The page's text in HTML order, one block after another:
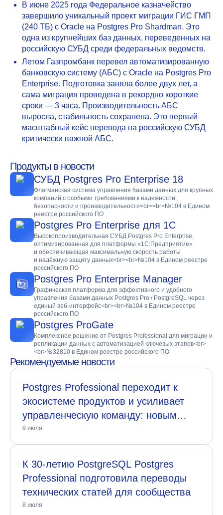
В июне 2025 года Федеральное казначейство
завершило уникальный проект миграции ГИС ГМП
(240 ТБ) с Oracle на Postgres Pro Shardman. Это
одна из крупнейших баз данных, переведенных на
российскую СУБД среди федеральных ведомств.
Летом Газпромбанк перевел автоматизированную
банковскую систему (АБС) с Oracle на Postgres Pro
Enterprise. Подготовка заняла более двух лет, а
сама миграция проведена в рекордно короткие
сроки — 3 часа. Производительность АБС
выросла, стабильность сохранена. Это первый
масштабный кейс перевода на российскую СУБД
критически важной АБС.
Рекомендуемые новости
Postgres Professional переходит к
экосистеме продуктов и усиливает
управленческую команду: новым
генеральным директором назначен
Артём Галонский
9 июля
К 30-летию PostgreSQL Postgres
Professional подготовила переводы
технических статей для сообщества
8 июля
Продукты в новости
СУБД Postgres Pro Enterprise 18
Флагманская система управления базами данных для крупных
компаний с особыми требованиями к надежности,
безопасности и производительности<br><br>№104 в Едином
реестре российского ПО
Postgres Pro Enterprise для 1С
Высокопроизводительная СУБД Postgres Pro Enterprise,
оптимизированная для платформы «1С:Предприятие»
и обеспечивающая максимальную скорость работы
и надёжную защиту данных<br><br>№104 в Едином реестре
российского ПО
Postgres Pro Enterprise Manager
Графическая платформа для эффективного и удобного
управления базами данных Postgres Pro / PostgreSQL через
единый веб-интерфейс<br><br>№104 в Едином реестре
российского ПО
Postgres ProGate
Комплексное решение от Postgres Professional для миграции и
репликации данных с автоматизацией ключевых этапов<br>
<br>№32810 в Едином реестре российского ПО